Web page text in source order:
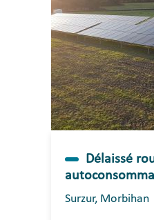
Délaissé
Surzur, Morbihan